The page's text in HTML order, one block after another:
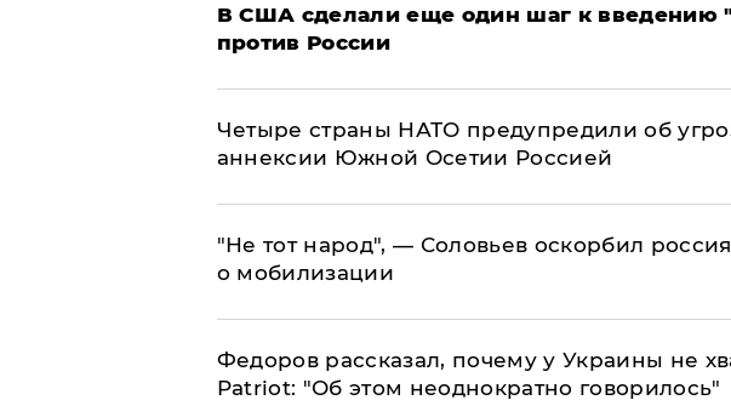
В США сделали еще один шаг к введению
против России
Четыре страны НАТО предупредили об
аннексии Южной Осетии Россией
​"Не тот народ", — Соловьев оскорбил
о мобилизации
Федоров рассказал, почему у Украины не
Patriot: "Об этом неоднократно говорилось"